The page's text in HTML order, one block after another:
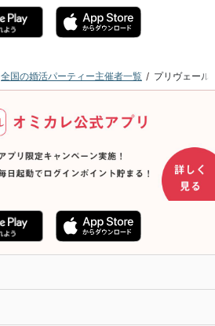
全国の婚活パーティー主催者一覧 プリヴェール